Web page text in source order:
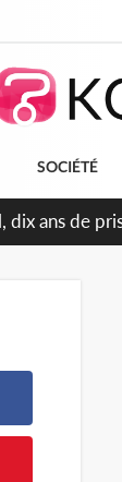
SOCIÉTÉ